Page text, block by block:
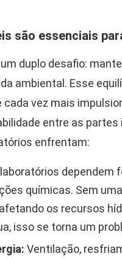
são essenciais
duplo desafio:
ambiental. Esse
vez mais
entre as
enfrentam:
dependem
químicas. Sem
os recursos
isso se torna um
Ventilação,